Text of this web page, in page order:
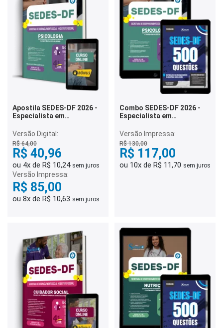
Apostila SEDES-DF 2026 -
Especialista em
Assistência Social (EDAS) -
Psicologia
Versão Digital:
R$ 64,00
R$ 40,96
ou 4x de R$ 10,24 sem juros
Versão Impressa:
R$ 85,00
ou 8x de R$ 10,63 sem juros
Combo SEDES-DF 2026 -
Especialista em
Assistência Social (EDAS) -
Psicologia
Versão Impressa:
R$ 130,00
R$ 117,00
ou 10x de R$ 11,70 sem juros